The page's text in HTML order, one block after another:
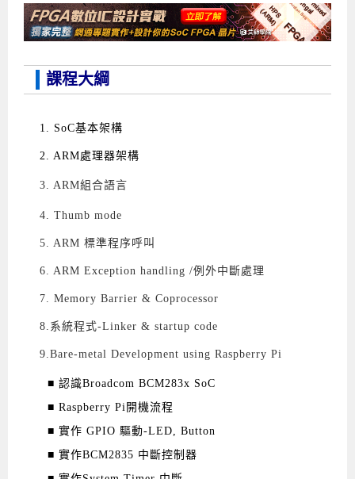
課程大綱
1. SoC基本架構
2. ARM處理器架構
3. ARM組合語言
4. Thumb mode
5. ARM 標準程序呼叫
6. ARM Exception handling /例外中斷處理
7. Memory Barrier & Coprocessor
8.系統程式-Linker & startup code
9.Bare-metal Development using Raspberry Pi
■ 認識Broadcom BCM283x SoC
■ Raspberry Pi開機流程
■ 實作 GPIO 驅動-LED, Button
■ 實作BCM2835 中斷控制器